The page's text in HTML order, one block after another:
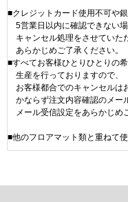
■クレジットカード使用不可や
5営業日以内に確認できない場
キャンセル処理をさせていた
あらかじめご了承ください。
■すべてお客様ひとりひとりの
生産を行っておりますので、
お客様都合でのキャンセルは
かならず注文内容確認のメー
メール受信設定をあらかじめ
■他のフロアマット類と重ねて